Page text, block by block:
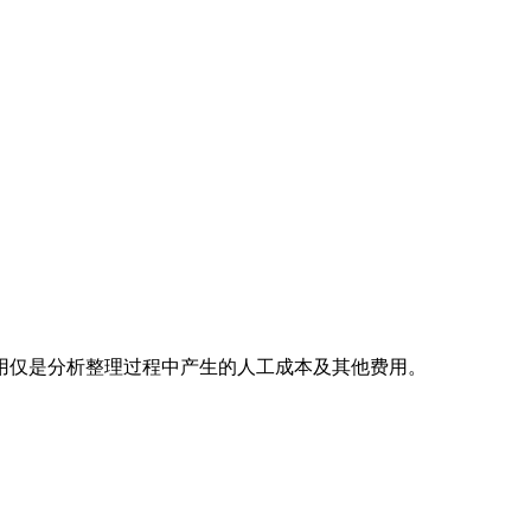
是分析整理过程中产生的人工成本及其他费用。